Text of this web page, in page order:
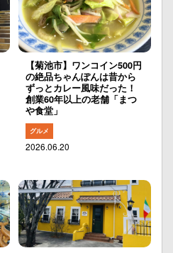
【菊池市】ワンコイン500円
の絶品ちゃんぽんは昔から
ずっとカレー風味だった！
創業60年以上の老舗「まつ
や食堂」
グルメ
2026.06.20